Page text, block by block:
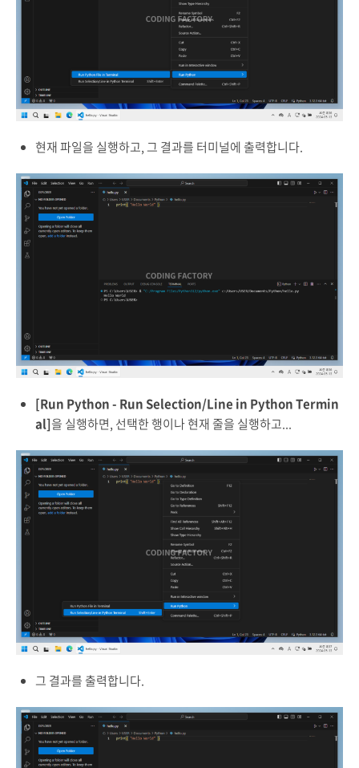
현재 파일을 실행하고, 그 결과를 터미널에 출력합니다.
[Run Python - Run Selection/Line in Python Termin
al]을 실행하면, 선택한 행이나 현재 줄을 실행하고...
그 결과를 출력합니다.